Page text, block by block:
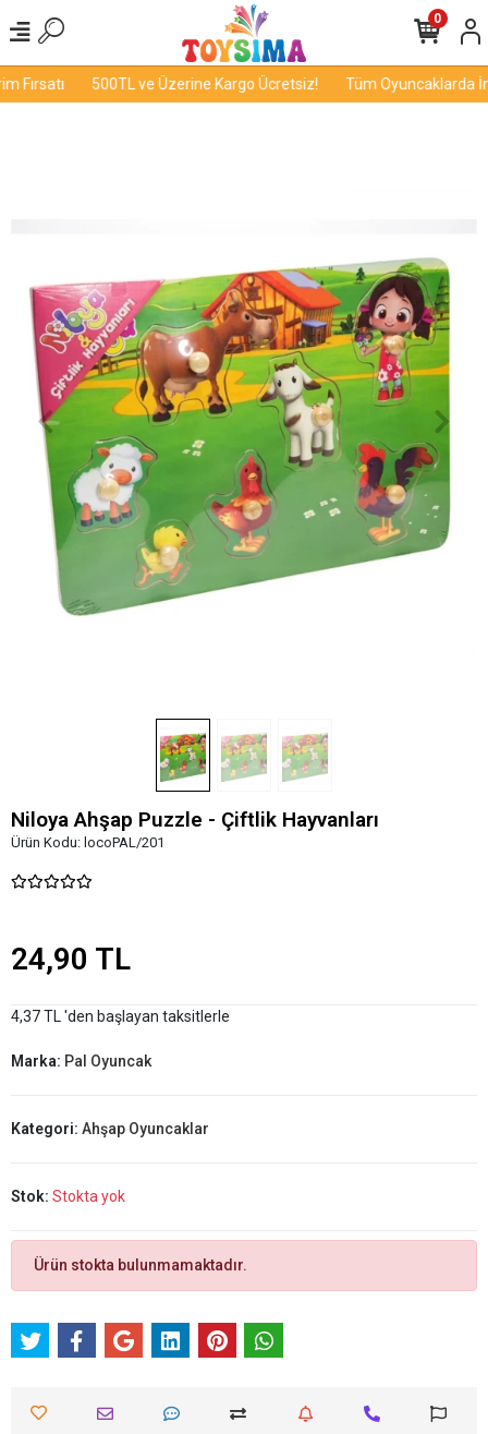
Fırsatı 500TL ve Üzerine Kargo Ücretsiz! Tüm Oyuncaklarda
0
Niloya Ahşap Puzzle - Çiftlik Hayvanları
Ürün Kodu: locoPAL/201
24,90 TL
4,37 TL 'den başlayan taksitlerle
Marka: Pal Oyuncak
Kategori: Ahşap Oyuncaklar
Stok: Stokta yok
Ürün stokta bulunmamaktadır.